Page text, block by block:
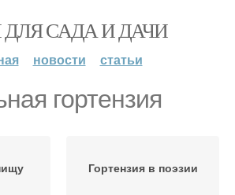
САДА И ДАЧИ
новости статьи
гортензия
Гортензия в поэзии